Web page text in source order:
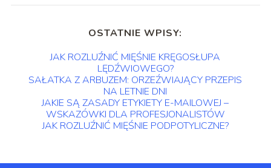
OSTATNIE WPISY:
JAK ROZLUŹNIĆ MIĘŚNIE KRĘGOSŁUPA
LĘDŹWIOWEGO?
SAŁATKA Z ARBUZEM: ORZEŹWIAJĄCY PRZEPIS
NA LETNIE DNI
JAKIE SĄ ZASADY ETYKIETY E-MAILOWEJ –
WSKAZÓWKI DLA PROFESJONALISTÓW
JAK ROZLUŹNIĆ MIĘŚNIE PODPOTYLICZNE?